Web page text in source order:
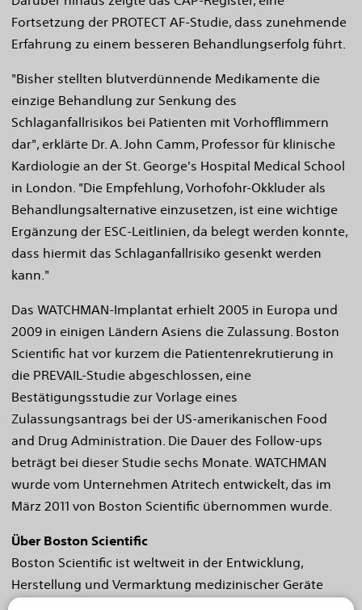
Fortsetzung der PROTECT AF-Studie, dass zunehmende
Erfahrung zu einem besseren Behandlungserfolg führt.
"Bisher stellten blutverdünnende Medikamente die
einzige Behandlung zur Senkung des
Schlaganfallrisikos bei Patienten mit Vorhofflimmern
dar", erklärte Dr. A. John Camm, Professor für klinische
Kardiologie an der St. George's Hospital Medical School
in London. "Die Empfehlung, Vorhofohr-Okkluder als
Behandlungsalternative einzusetzen, ist eine wichtige
Ergänzung der ESC-Leitlinien, da belegt werden konnte,
dass hiermit das Schlaganfallrisiko gesenkt werden
kann."
Das WATCHMAN-Implantat erhielt 2005 in Europa und
2009 in einigen Ländern Asiens die Zulassung. Boston
Scientific hat vor kurzem die Patientenrekrutierung in
die PREVAIL-Studie abgeschlossen, eine
Bestätigungsstudie zur Vorlage eines
Zulassungsantrags bei der US-amerikanischen Food
and Drug Administration. Die Dauer des Follow-ups
beträgt bei dieser Studie sechs Monate. WATCHMAN
wurde vom Unternehmen Atritech entwickelt, das im
März 2011 von Boston Scientific übernommen wurde.
Über Boston Scientific
Boston Scientific ist weltweit in der Entwicklung,
Herstellung und Vermarktung medizinischer Geräte
tätig, die über ein breites Spektrum